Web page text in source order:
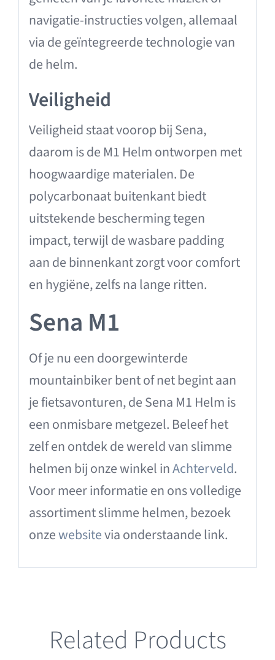
navigatie-instructies volgen, allemaal
via de geïntegreerde technologie van
de helm.
Veiligheid
Veiligheid staat voorop bij Sena,
daarom is de M1 Helm ontworpen met
hoogwaardige materialen. De
polycarbonaat buitenkant biedt
uitstekende bescherming tegen
impact, terwijl de wasbare padding
aan de binnenkant zorgt voor comfort
en hygiëne, zelfs na lange ritten.
Sena M1
Of je nu een doorgewinterde
mountainbiker bent of net begint aan
je fietsavonturen, de Sena M1 Helm is
een onmisbare metgezel. Beleef het
zelf en ontdek de wereld van slimme
helmen bij onze winkel inAchterveld.
Voor meer informatie en ons volledige
assortiment slimme helmen, bezoek
onzewebsitevia onderstaande link.
Related Products